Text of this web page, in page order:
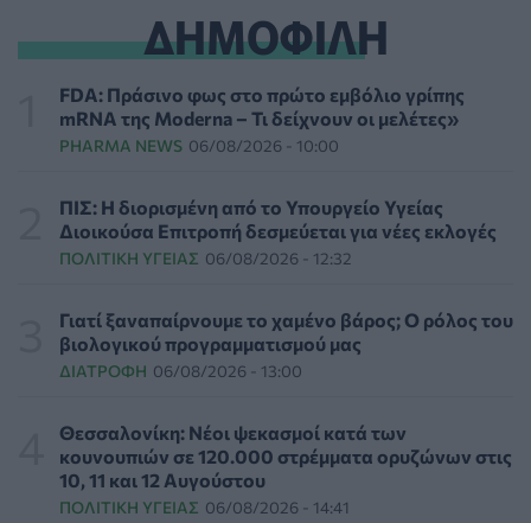
Τι μπορεί να μας διδάξει η νέα ταινία του Spider-Man
για την απώλεια και το πένθος
ΨΥΧΙΚΉ ΥΓΕΊΑ 07/08/2026 - 18:11
την ενίσχυση της βιοασφάλειας από το ΥΠΑΑΤ
ΕΠΙΚΑΙΡΌΤΗΤΑ 07/08/2026 - 17:42
και στα φάρμακα
ΥΓΕΊΑ 07/08/2026 - 17:17
μοιράστηκε επί τρία χρόνια τη μάχη της με σπάνιο
καρκίνο
ΕΠΙΚΑΙΡΌΤΗΤΑ 07/08/2026 - 16:41
ΔΗΜΟΦΙΛΗ
FDA: Πράσινο φως στο πρώτο εμβόλιο γρίπης
mRNA της Moderna – Τι δείχνουν οι μελέτες»
PHARMA NEWS 06/08/2026 - 10:00
ΠΙΣ: Η διορισμένη από το Υπουργείο Υγείας
Διοικούσα Επιτροπή δεσμεύεται για νέες εκλογές
ΠΟΛΙΤΙΚΉ ΥΓΕΊΑΣ 06/08/2026 - 12:32
Γιατί ξαναπαίρνουμε το χαμένο βάρος; Ο ρόλος του
βιολογικού προγραμματισμού μας
ΔΙΑΤΡΟΦΉ 06/08/2026 - 13:00
Θεσσαλονίκη: Νέοι ψεκασμοί κατά των
κουνουπιών σε 120.000 στρέμματα ορυζώνων στις
10, 11 και 12 Αυγούστου
ΠΟΛΙΤΙΚΉ ΥΓΕΊΑΣ 06/08/2026 - 14:41